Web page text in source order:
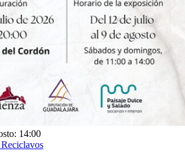
14:00